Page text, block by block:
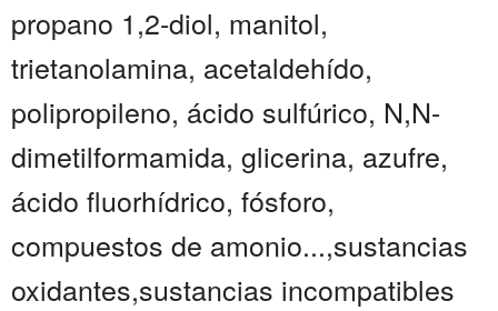
propano 1,2-diol, manitol,
trietanolamina, acetaldehído,
polipropileno, ácido sulfúrico, N,N-
dimetilformamida, glicerina, azufre,
ácido fluorhídrico, fósforo,
compuestos de amonio...,sustancias
oxidantes,sustancias incompatibles